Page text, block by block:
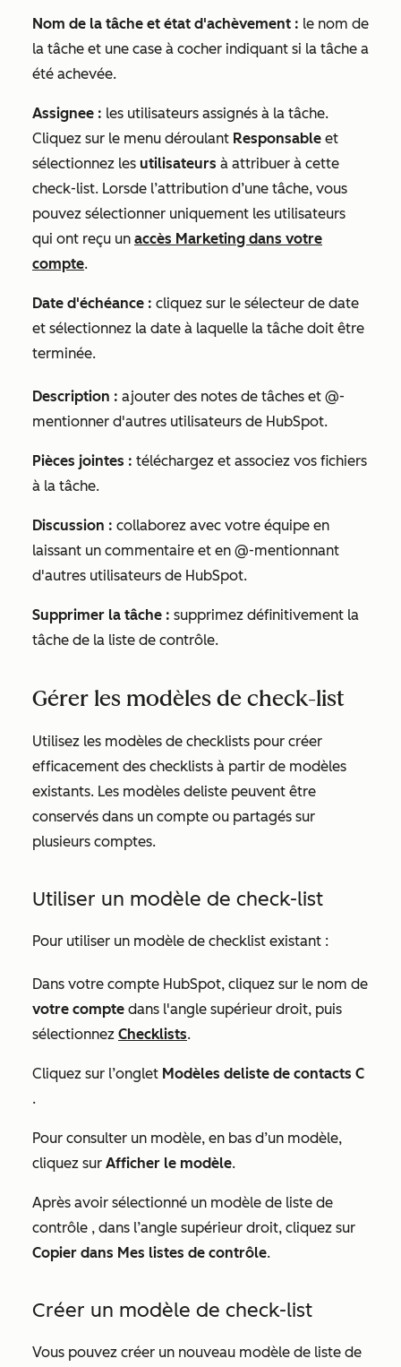
Nom de la tâche et état d'achèvement : le nom de
la tâche et une case à cocher indiquant si la tâche a
été achevée.
Assignee : les utilisateurs assignés à la tâche.
Cliquez sur le menu déroulant Responsable et
sélectionnez les utilisateurs à attribuer à cette
check-list. Lorsde l’attribution d’une tâche, vous
pouvez sélectionner uniquement les utilisateurs
qui ont reçu un accès Marketing dans votre
compte.
Date d'échéance : cliquez sur le sélecteur de date
et sélectionnez la date à laquelle la tâche doit être
terminée.
Description : ajouter des notes de tâches et @-
mentionner d'autres utilisateurs de HubSpot.
Pièces jointes : téléchargez et associez vos fichiers
à la tâche.
Discussion : collaborez avec votre équipe en
laissant un commentaire et en @-mentionnant
d'autres utilisateurs de HubSpot.
Supprimer la tâche : supprimez définitivement la
tâche de la liste de contrôle.
Gérer les modèles de check-list
Utilisez les modèles de checklists pour créer
efficacement des checklists à partir de modèles
existants. Les modèles deliste peuvent être
conservés dans un compte ou partagés sur
plusieurs comptes.
Utiliser un modèle de check-list
Pour utiliser un modèle de checklist existant :
Dans votre compte HubSpot, cliquez sur le nom de
votre compte dans l'angle supérieur droit, puis
sélectionnez Checklists.
Cliquez sur l’onglet Modèles deliste de contacts C
.
Pour consulter un modèle, en bas d’un modèle,
cliquez sur Afficher le modèle.
Après avoir sélectionné un modèle de liste de
contrôle , dans l’angle supérieur droit, cliquez sur
Copier dans Mes listes de contrôle.
Créer un modèle de check-list
Vous pouvez créer un nouveau modèle de liste de